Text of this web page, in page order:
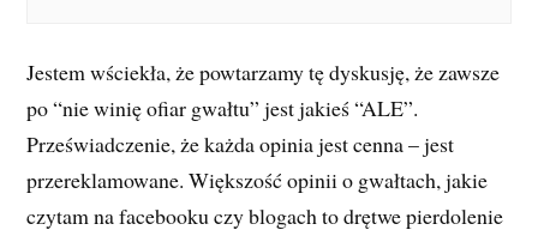
Jestem wściekła, że powtarzamy tę dyskusję, że zawsze
po “nie winię ofiar gwałtu” jest jakieś “ALE”.
Przeświadczenie, że każda opinia jest cenna – jest
przereklamowane. Większość opinii o gwałtach, jakie
czytam na facebooku czy blogach to drętwe pierdolenie